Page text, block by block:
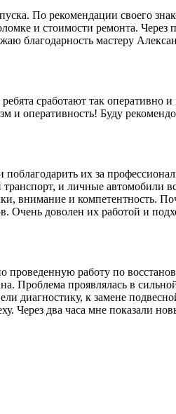
По рекомендации своего
и стоимости ремонта. Через
благодарность мастеру
сработают так оперативно
и оперативность! Буду
их за
и личные автомобили
внимание и компетентность.
Очень доволен их работой и
работу по
Проблема проявлялась в
диагностику, к замене
Через два часа мне показали